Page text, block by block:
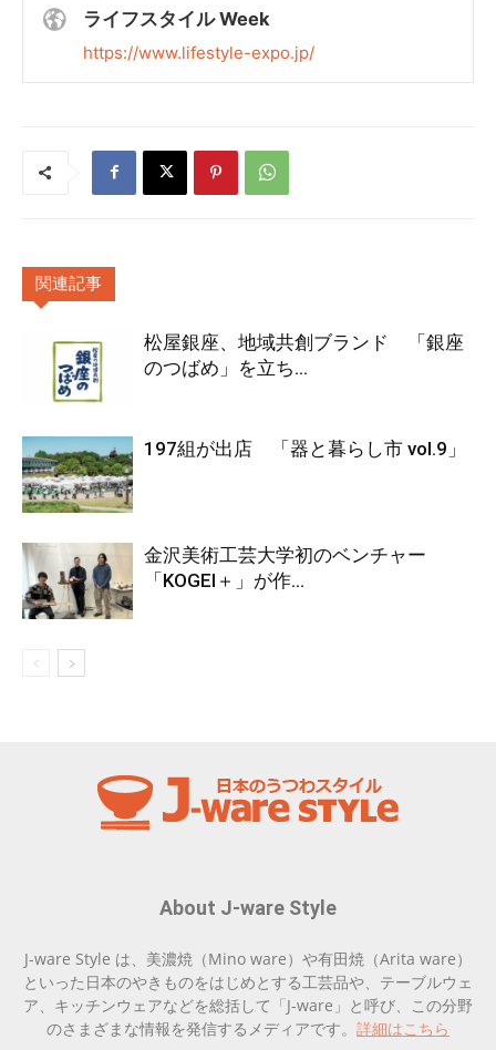
ライフスタイル Week
https://www.lifestyle-expo.jp/
関連記事
松屋銀座、地域共創ブランド 「銀座
のつばめ」を立ち...
197組が出店 「器と暮らし市 vol.9」
金沢美術工芸大学初のベンチャー
「KOGEI＋」が作...
About J-ware Style
J-ware Style は、美濃焼（Mino ware）や有田焼（Arita ware）
といった日本のやきものをはじめとする工芸品や、テーブルウェ
ア、キッチンウェアなどを総括して「J-ware」と呼び、この分野
のさまざまな情報を発信するメディアです。 詳細はこちら